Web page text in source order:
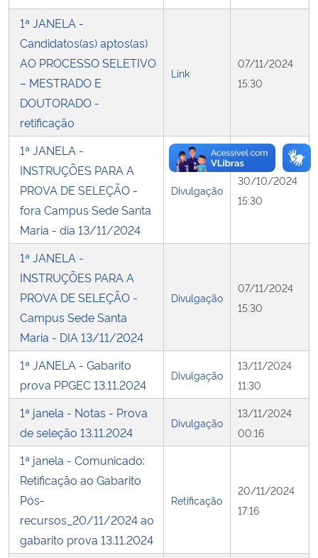
1ª JANELA -
Candidatos(as) aptos(as)
AO PROCESSO SELETIVO
– MESTRADO E
DOUTORADO -
retificação
Link
07/11/2024
15:30
1ª JANELA -
INSTRUÇÕES PARA A
PROVA DE SELEÇÃO -
fora Campus Sede Santa
Maria - dia 13/11/2024
Divulgação
30/10/2024
15:30
1ª JANELA -
INSTRUÇÕES PARA A
PROVA DE SELEÇÃO -
Campus Sede Santa
Maria - DIA 13/11/2024
Divulgação
07/11/2024
15:30
1ª JANELA - Gabarito
prova PPGEC 13.11.2024
Divulgação
13/11/2024
11:30
1ª janela - Notas - Prova
de seleção 13.11.2024
Divulgação
13/11/2024
00:16
1ª janela - Comunicado:
Retificação ao Gabarito
Pós-
recursos_20/11/2024 ao
gabarito prova 13.11.2024
Retificação
20/11/2024
17:16